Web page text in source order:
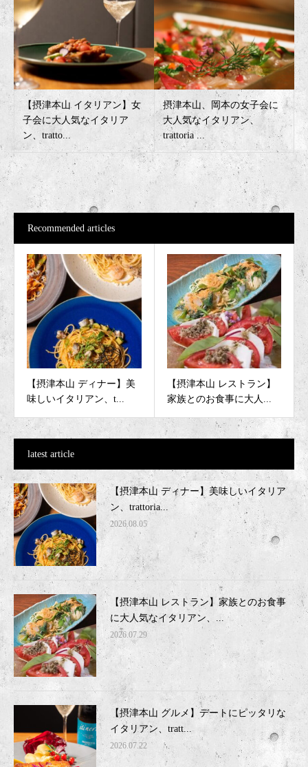
【摂津本山 イタリアン】女
子会に大人気なイタリア
ン、tratto...
摂津本山、岡本の女子会に
大人気なイタリアン、
trattoria ...
Recommended articles
【摂津本山 ディナー】美
味しいイタリアン、t...
【摂津本山 レストラン】
家族とのお食事に大人...
latest article
【摂津本山 ディナー】美味しいイタリア
ン、trattoria...
2026.08.05
【摂津本山 レストラン】家族とのお食事
に大人気なイタリアン、...
2026.07.29
【摂津本山 グルメ】デートにピッタリな
イタリアン、tratt...
2026.07.22